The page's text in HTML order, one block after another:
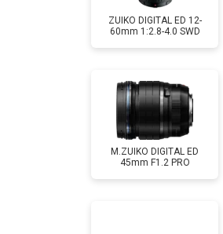
ZUIKO DIGITAL ED 12-
60mm 1:2.8-4.0 SWD
M.ZUIKO DIGITAL ED
45mm F1.2 PRO